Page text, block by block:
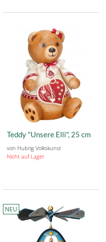
Teddy "Unsere Elli", 25 cm
von Hubrig Volkskunst
Nicht auf Lager
NEU